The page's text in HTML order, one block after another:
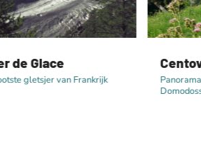
de Glace
gletsjer van Frankrijk